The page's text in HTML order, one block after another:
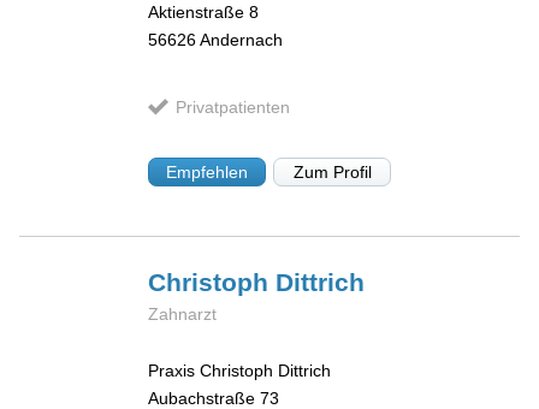
Aktienstraße 8
56626Andernach
Privatpatienten
Empfehlen Zum Profil
Christoph Dittrich
Zahnarzt
Praxis Christoph Dittrich
Aubachstraße 73